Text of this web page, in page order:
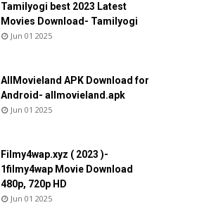
Tamilyogi best 2023 Latest
Movies Download- Tamilyogi
Jun 01 2025
AllMovieland APK Download for
Android- allmovieland.apk
Jun 01 2025
Filmy4wap.xyz ( 2023 )-
1filmy4wap Movie Download
480p, 720p HD
Jun 01 2025